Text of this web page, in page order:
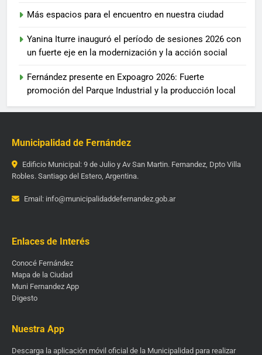
Más espacios para el encuentro en nuestra ciudad
Yanina Iturre inauguró el período de sesiones 2026 con
un fuerte eje en la modernización y la acción social
Fernández presente en Expoagro 2026: Fuerte
promoción del Parque Industrial y la producción local
Municipalidad de Fernández
Edificio Municipal: 9 de Julio y Av San Martin. Fernandez, Dpto Villa
Robles. Santiago del Estero, Argentina.
Email: info@municipalidaddefernandez.gob.ar
Enlaces de Interés
Conocé Fernández
Mapa de la Ciudad
Muni Fernandez App
Digesto
Nuestra App
Descarga la aplicación móvil oficial de la Municipalidad para realizar